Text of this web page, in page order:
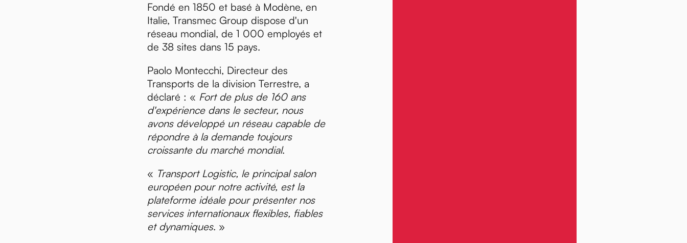
Fondé en 1850 et basé à Modène, en
Italie, Transmec Group dispose d'un
réseau mondial, de 1 000 employés et
de 38 sites dans 15 pays.
Paolo Montecchi, Directeur des
Transports de la division Terrestre, a
déclaré : « Fort de plus de 160 ans
d'expérience dans le secteur, nous
avons développé un réseau capable de
répondre à la demande toujours
croissante du marché mondial.
« Transport Logistic, le principal salon
européen pour notre activité, est la
plateforme idéale pour présenter nos
services internationaux flexibles, fiables
et dynamiques. »